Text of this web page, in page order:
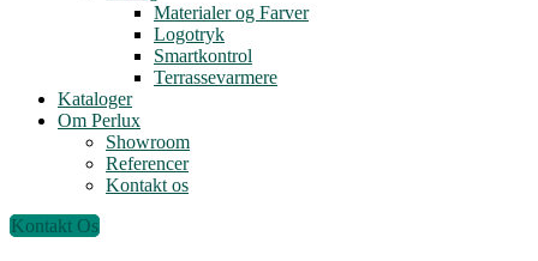
Materialer og Farver
Logotryk
Smartkontrol
Terrassevarmere
Kataloger
Om Perlux
Showroom
Referencer
Kontakt os
Kontakt Os